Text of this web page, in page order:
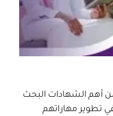
أهم الشهادات البحث
تطوير مهاراتهم